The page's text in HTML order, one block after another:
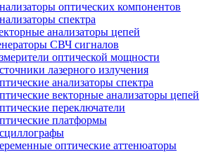
оптических компонентов
спектра
анализаторы цепей
СВЧ сигналов
оптической мощности
лазерного излучения
анализаторы спектра
векторные анализаторы цепей
переключатели
платформы
оптические аттенюаторы